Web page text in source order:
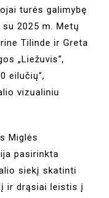
turės galimybę
2025 m. Metų
Tilinde ir Greta
„Liežuvis“,
eilučių“,
vizualiniu
Miglės
pasirinkta
siekį skatinti
ir drąsiai leistis į